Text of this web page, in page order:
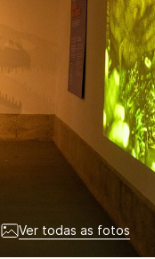
Ver todas as fotos